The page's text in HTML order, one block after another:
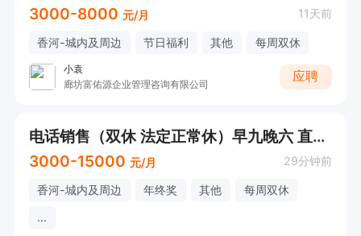
3000-8000 元/月 11天前
香河-城内及周边 节日福利 其他 每周双休
小袁
廊坊富佑源企业管理咨询有限公司
应聘
电话销售（双休 法定正常休）早九晚六 直接电话联系
3000-15000 元/月 29分钟前
香河-城内及周边 年终奖 其他
每周双休
...